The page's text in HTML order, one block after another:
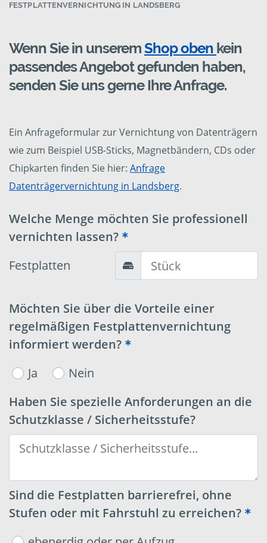
FESTPLATTENVERNICHTUNG IN LANDSBERG
Wenn Sie in unseremShop oben kein
passendes Angebot gefunden haben,
senden Sie uns gerne Ihre Anfrage.
Ein Anfrageformular zur Vernichtung von Datenträgern
wie zum Beispiel USB-Sticks, Magnetbändern, CDs oder
Chipkarten finden Sie hier: Anfrage
Datenträgervernichtung in Landsberg.
Welche Menge möchten Sie professionell
vernichten lassen?
Festplatten
Möchten Sie über die Vorteile einer
regelmäßigen Festplattenvernichtung
informiert werden?
Ja
Nein
Haben Sie spezielle Anforderungen an die
Schutzklasse / Sicherheitsstufe?
Sind die Festplatten barrierefrei, ohne
Stufen oder mit Fahrstuhl zu erreichen?